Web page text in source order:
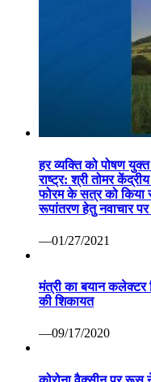
हर व्यक्ति को पोषण
राष्ट्र: श्री तोमर
फोरम के सत्र को किया
रूपांतरण हेतु नवाचार
—01/27/2021
मंत्री का बयान कलेक्टर
की शिकायत
—09/17/2020